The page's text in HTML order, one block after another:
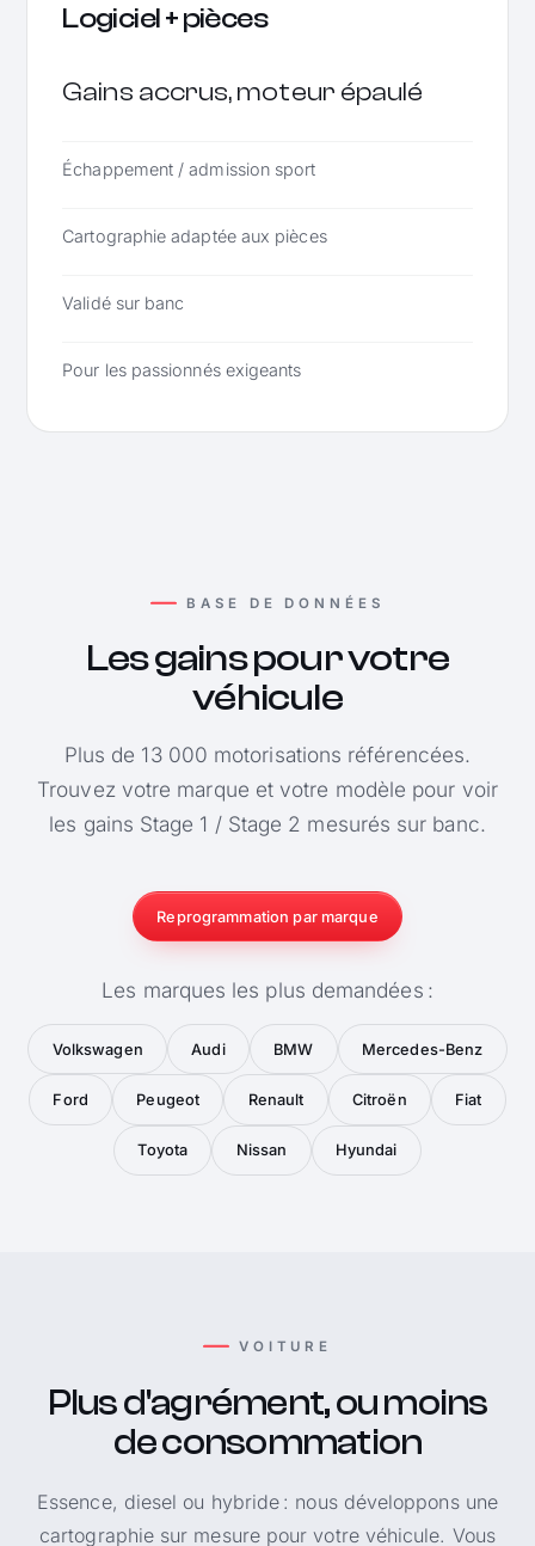
Logiciel + pièces
Gains accrus, moteur épaulé
Échappement / admission sport
Cartographie adaptée aux pièces
Validé sur banc
Pour les passionnés exigeants
BASE DE DONNÉES
Les gains pour votre
véhicule
Plus de 13 000 motorisations référencées.
Trouvez votre marque et votre modèle pour voir
les gains Stage 1 / Stage 2 mesurés sur banc.
Reprogrammation par marque
Les marques les plus demandées :
Volkswagen Audi BMW Mercedes-Benz
Ford Peugeot Renault Citroën Fiat
Toyota Nissan Hyundai
VOITURE
Plus d'agrément, ou moins
de consommation
Essence, diesel ou hybride : nous développons une
cartographie sur mesure pour votre véhicule. Vous